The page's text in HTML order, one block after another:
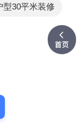
型30平米装修